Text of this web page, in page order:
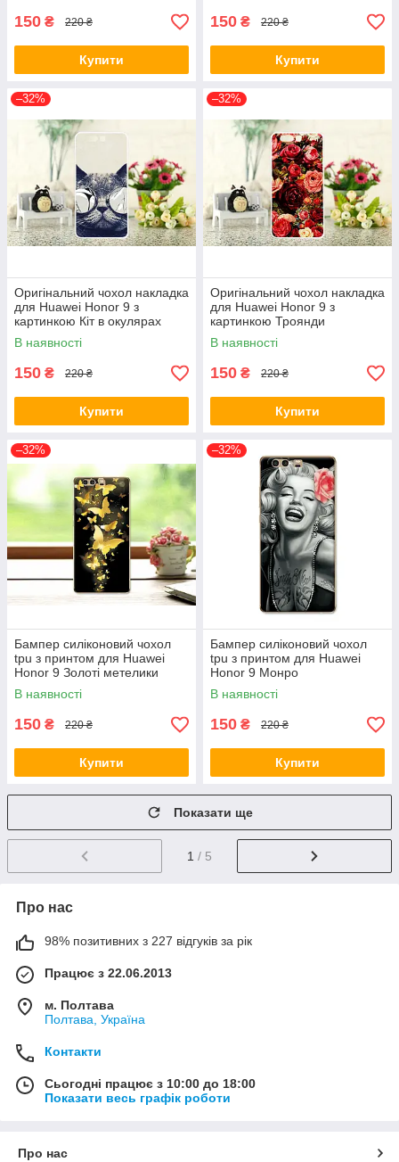
150 ₴ 220 ₴
Купити
150 ₴ 220 ₴
Купити
–32%
Оригінальний чохол накладка
для Huawei Honor 9 з
картинкою Кіт в окулярах
В наявності
150 ₴ 220 ₴
Купити
–32%
Оригінальний чохол накладка
для Huawei Honor 9 з
картинкою Троянди
В наявності
150 ₴ 220 ₴
Купити
–32%
Бампер силіконовий чохол
tpu з принтом для Huawei
Honor 9 Золоті метелики
В наявності
150 ₴ 220 ₴
Купити
–32%
Бампер силіконовий чохол
tpu з принтом для Huawei
Honor 9 Монро
В наявності
150 ₴ 220 ₴
Купити
Показати ще
1 / 5
Про нас
98% позитивних з 227 відгуків за рік
Працює з 22.06.2013
м. Полтава
Полтава, Україна
Контакти
Сьогодні працює з 10:00 до 18:00
Показати весь графік роботи
Про нас